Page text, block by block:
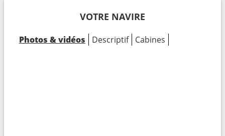
VOTRE NAVIRE
Photos & vidéos Descriptif Cabines